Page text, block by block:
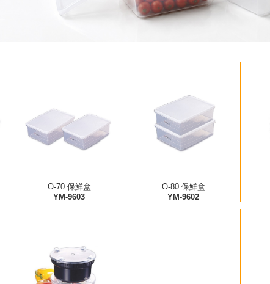
O-70 保鮮盒
YM-9603
O-80 保鮮盒
YM-9602